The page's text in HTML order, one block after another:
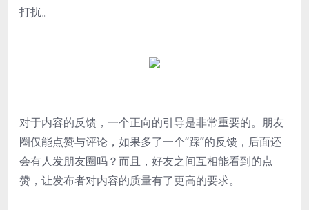
打扰。
对于内容的反馈，一个正向的引导是非常重要的。朋友
圈仅能点赞与评论，如果多了一个“踩”的反馈，后面还
会有人发朋友圈吗？而且，好友之间互相能看到的点
赞，让发布者对内容的质量有了更高的要求。